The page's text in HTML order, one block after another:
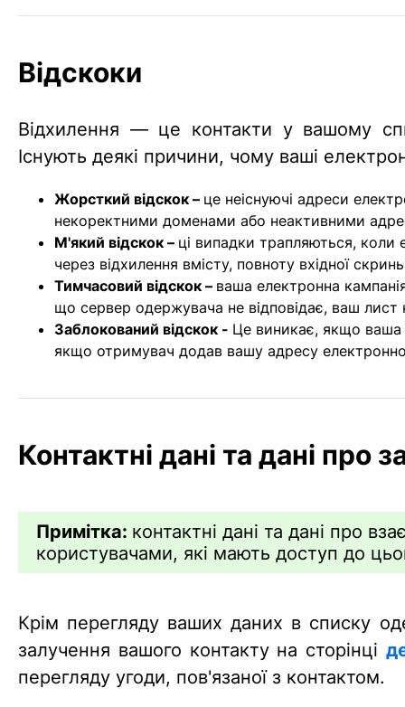
Відскоки
Відхилення — це контакти у вашому
Існують деякі причини, чому ваші
Жорсткий відскок – це неіснуючі адреси
некоректними доменами або неактивними
М'який відскок – ці випадки трапляються, коли
через відхилення вмісту, повноту вхідної
Тимчасовий відскок – ваша електронна
що сервер одержувача не відповідає, ваш лист
Заблокований відскок - Це виникає, якщо ваша
якщо отримувач додав вашу адресу
Контактні дані та дані про
Примітка: контактні дані та дані про
користувачами, які мають доступ до
Крім перегляду ваших даних в списку
залучення вашого контакту на сторінці
перегляду угоди, пов'язаної з контактом.